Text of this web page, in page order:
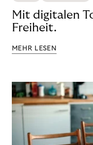
Mit digitalen
Freiheit.
MEHR LESEN